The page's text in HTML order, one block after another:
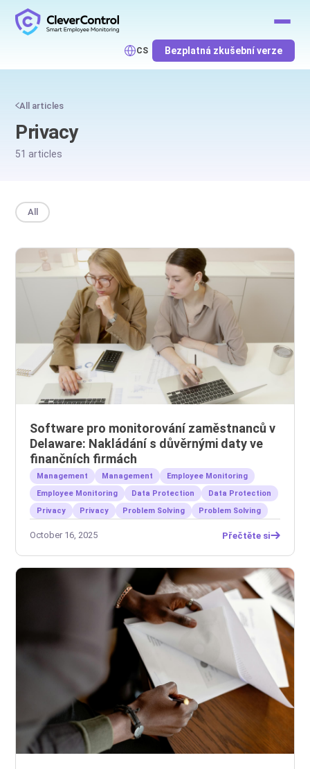
CS Bezplatná zkušební verze
All articles
Privacy
51 articles
All
Software pro monitorování zaměstnanců v
Delaware: Nakládání s důvěrnými daty ve
finančních firmách
Management Management
Employee Monitoring
Employee Monitoring
Data Protection
Data Protection
Privacy
Privacy Problem Solving Problem Solving
October 16, 2025 Přečtěte si